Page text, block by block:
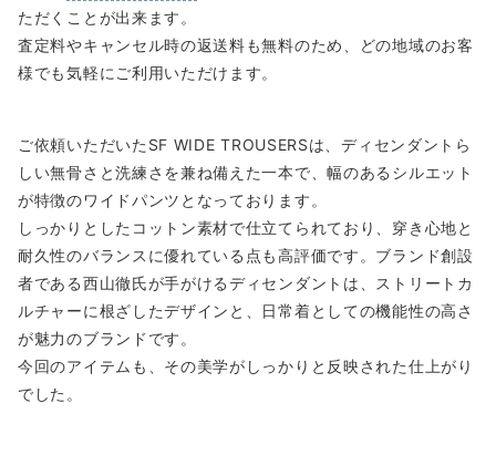
ただくことが出来ます。
査定料やキャンセル時の返送料も無料のため、どの地域のお客
様でも気軽にご利用いただけます。
ご依頼いただいたSF WIDE TROUSERSは、ディセンダントら
しい無骨さと洗練さを兼ね備えた一本で、幅のあるシルエット
が特徴のワイドパンツとなっております。
しっかりとしたコットン素材で仕立てられており、穿き心地と
耐久性のバランスに優れている点も高評価です。ブランド創設
者である西山徹氏が手がけるディセンダントは、ストリートカ
ルチャーに根ざしたデザインと、日常着としての機能性の高さ
が魅力のブランドです。
今回のアイテムも、その美学がしっかりと反映された仕上がり
でした。